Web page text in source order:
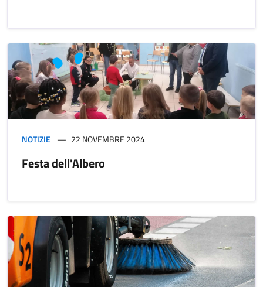
NOTIZIE 22 NOVEMBRE 2024
Festa dell'Albero